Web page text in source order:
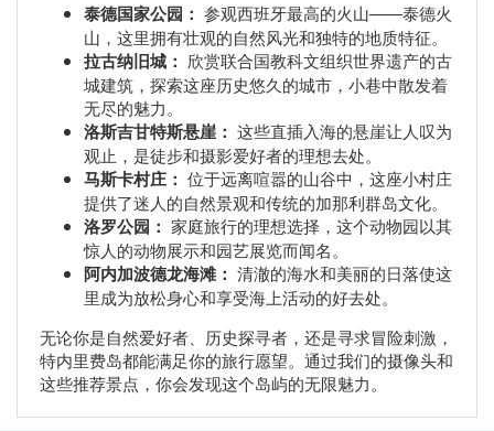
泰德国家公园： 参观西班牙最高的火山——泰德火
山，这里拥有壮观的自然风光和独特的地质特征。
拉古纳旧城： 欣赏联合国教科文组织世界遗产的古
城建筑，探索这座历史悠久的城市，小巷中散发着
无尽的魅力。
洛斯吉甘特斯悬崖： 这些直插入海的悬崖让人叹为
观止，是徒步和摄影爱好者的理想去处。
马斯卡村庄： 位于远离喧嚣的山谷中，这座小村庄
提供了迷人的自然景观和传统的加那利群岛文化。
洛罗公园： 家庭旅行的理想选择，这个动物园以其
惊人的动物展示和园艺展览而闻名。
阿内加波德龙海滩： 清澈的海水和美丽的日落使这
里成为放松身心和享受海上活动的好去处。
无论你是自然爱好者、历史探寻者，还是寻求冒险刺激，
特内里费岛都能满足你的旅行愿望。通过我们的摄像头和
这些推荐景点，你会发现这个岛屿的无限魅力。